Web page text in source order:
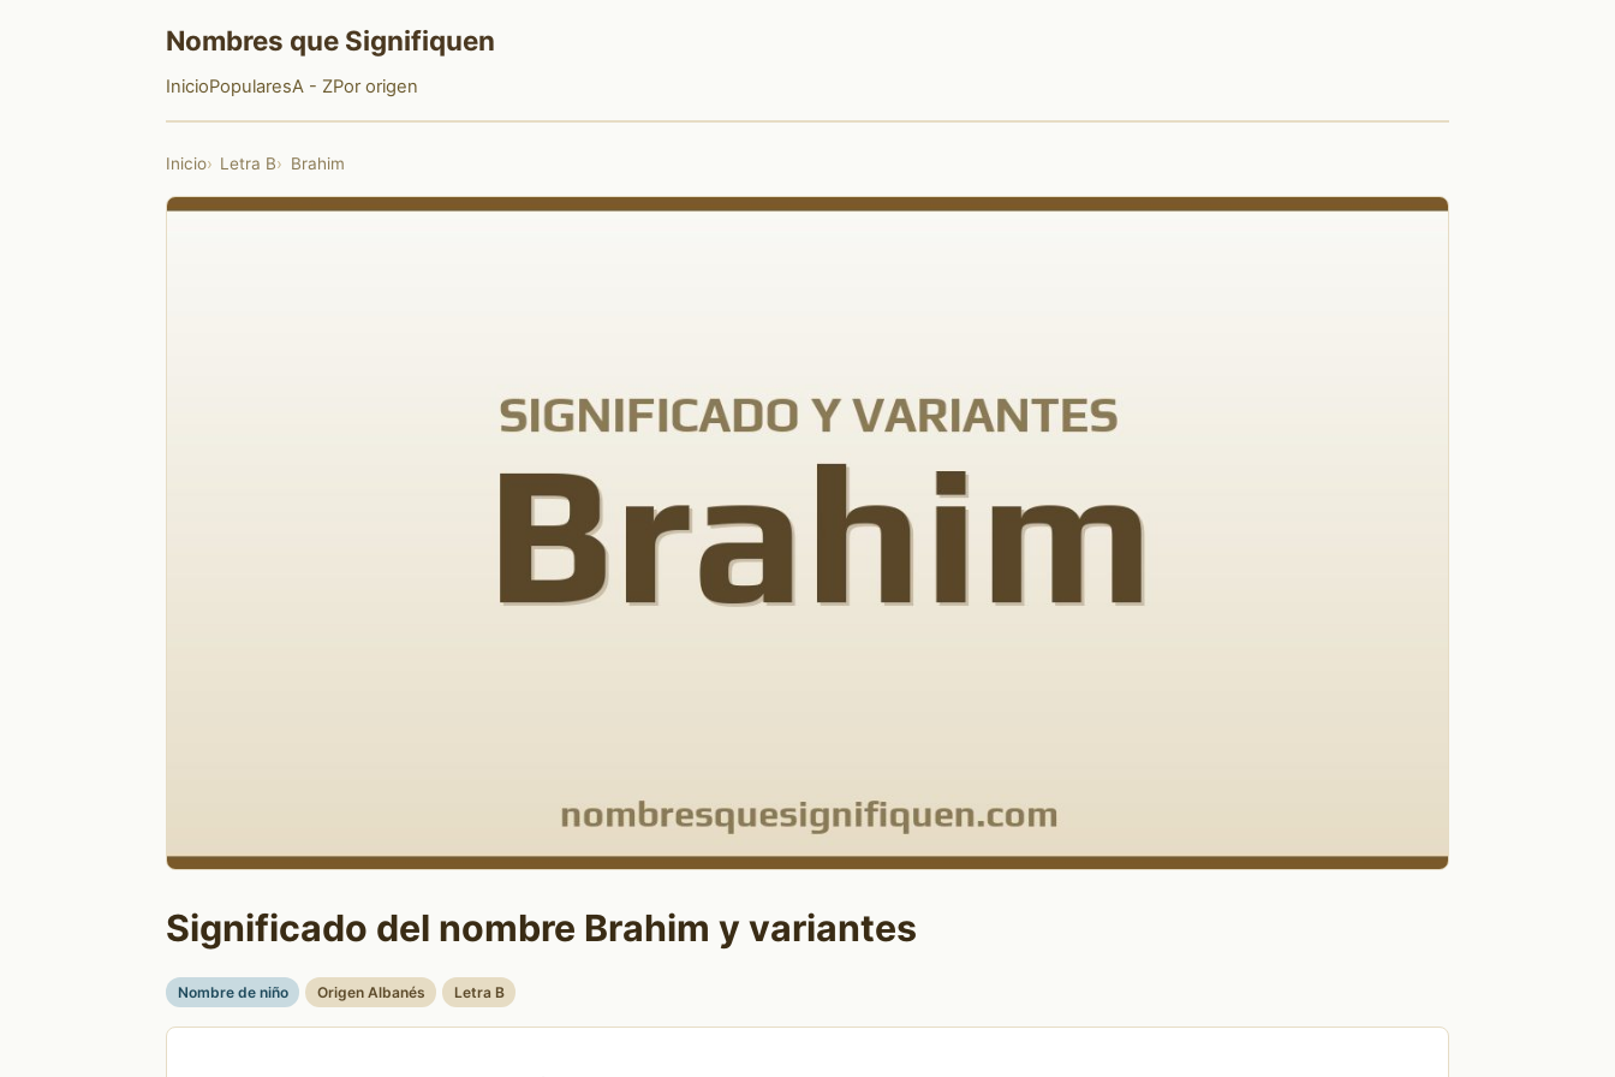
Nombres que Signifiquen
InicioPopularesA - ZPor origen
Inicio Letra B Brahim
Significado del nombre Brahim y variantes
Nombre de niño Origen Albanés Letra B